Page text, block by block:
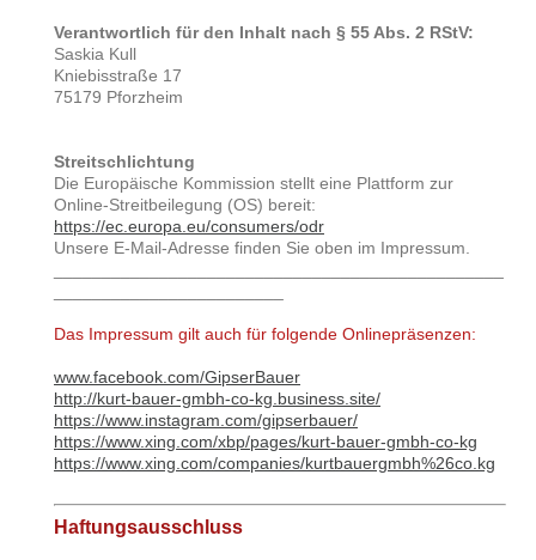
Verantwortlich für den Inhalt nach § 55 Abs. 2 RStV:
Saskia Kull
Kniebisstraße 17
75179 Pforzheim
Streitschlichtung
Die Europäische Kommission stellt eine Plattform zur
Online-Streitbeilegung (OS) bereit:
https://ec.europa.eu/consumers/odr
Unsere E-Mail-Adresse finden Sie oben im Impressum.
Das Impressum gilt auch für folgende Onlinepräsenzen:
www.facebook.com/GipserBauer
http://kurt-bauer-gmbh-co-kg.business.site/
https://www.instagram.com/gipserbauer/
https://www.xing.com/xbp/pages/kurt-bauer-gmbh-co-kg
https://www.xing.com/companies/kurtbauergmbh%26co.kg
Haftungsausschluss